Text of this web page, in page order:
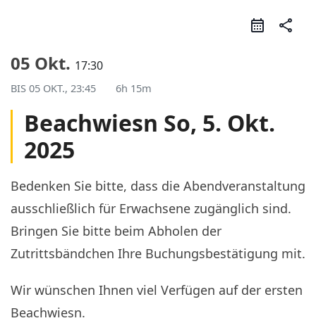
share
05 Okt. 17:30
BIS 05 OKT., 23:45 6h 15m
Beachwiesn So, 5. Okt.
2025
Bedenken Sie bitte, dass die Abendveranstaltung
ausschließlich für Erwachsene zugänglich sind.
Bringen Sie bitte beim Abholen der
Zutrittsbändchen Ihre Buchungsbestätigung mit.
Wir wünschen Ihnen viel Verfügen auf der ersten
Beachwiesn.